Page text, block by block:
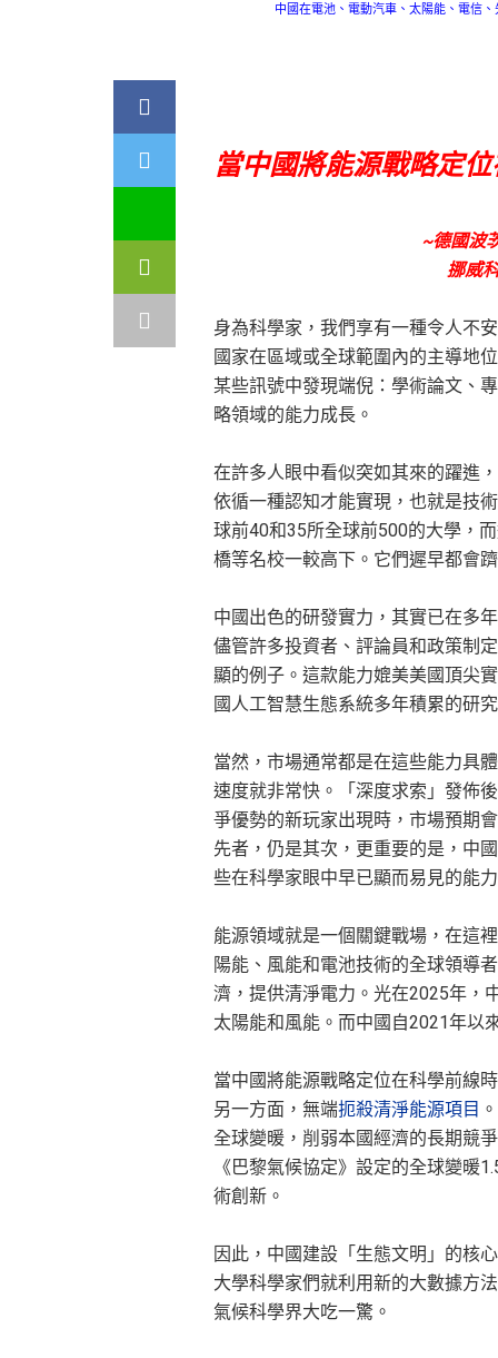
中國在電池、電動汽車、太陽能、電信
當中國將能源戰略定
~德國波
挪威
身為科學家，我們享有一種令人不
國家在區域或全球範圍內的主導地
某些訊號中發現端倪：學術論文、
略領域的能力成長。
在許多人眼中看似突如其來的躍進
依循一種認知才能實現，也就是技
球前40和35所全球前500的大學，
橋等名校一較高下。它們遲早都會
中國出色的研發實力，其實已在多
儘管許多投資者、評論員和政策制
顯的例子。這款能力媲美美國頂尖
國人工智慧生態系統多年積累的研
當然，市場通常都是在這些能力具
速度就非常快。「深度求索」發佈
爭優勢的新玩家出現時，市場預期
先者，仍是其次，更重要的是，中
些在科學家眼中早已顯而易見的能
能源領域就是一個關鍵戰場，在這
陽能、風能和電池技術的全球領導
濟，提供清淨電力。光在2025年，
太陽能和風能。而中國自2021年以
當中國將能源戰略定位在科學前線
另一方面，無端扼殺清淨能源項目
全球變暖，削弱本國經濟的長期競
《巴黎氣候協定》設定的全球變暖
術創新。
因此，中國建設「生態文明」的核
大學科學家們就利用新的大數據方
氣候科學界大吃一驚。